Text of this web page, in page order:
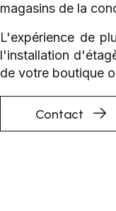
magasins de la
L'expérience de
l'installation
de votre boutique
Contact